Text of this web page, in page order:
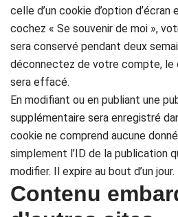
celle d’un cookie d’option d’écran
cochez « Se souvenir de moi »,
sera conservé pendant deux
déconnectez de votre compte, le
sera effacé.
En modifiant ou en publiant une
supplémentaire sera enregistré
cookie ne comprend aucune
simplement l’ID de la publication
modifier. Il expire au bout d’un jour.
Contenu